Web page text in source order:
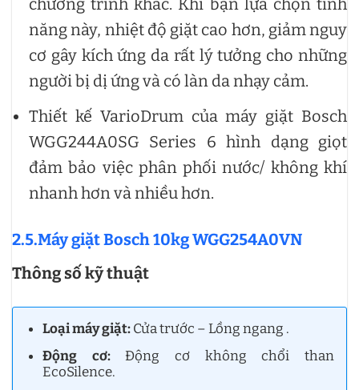
chương trình khác. Khi bạn lựa chọn tính
năng này, nhiệt độ giặt cao hơn, giảm nguy
cơ gây kích ứng da rất lý tưởng cho những
người bị dị ứng và có làn da nhạy cảm.
Thiết kế VarioDrum của máy giặt Bosch
WGG244A0SG Series 6 hình dạng giọt
đảm bảo việc phân phối nước/ không khí
nhanh hơn và nhiều hơn.
2.5.Máy giặt Bosch 10kg WGG254A0VN
Thông số kỹ thuật
Loại máy giặt:Cửa trước – Lồng ngang .
Động cơ:Động cơ không chổi than
EcoSilence.